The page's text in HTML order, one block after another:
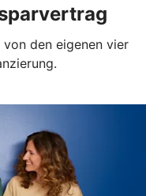
den eigenen vier